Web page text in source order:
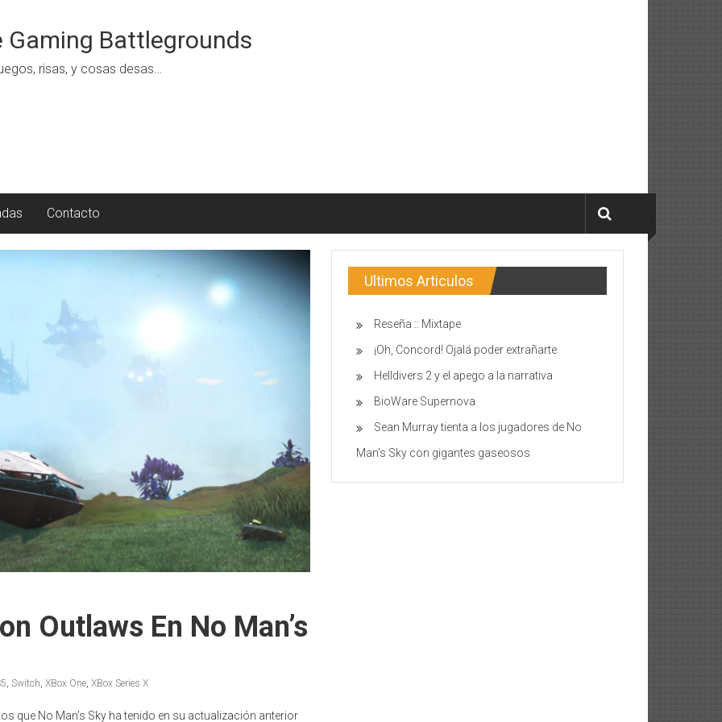
Gaming Battlegrounds
risas, y cosas desas…
Contacto
Outlaws En No Man’s
Switch XBox One XBox Series X
que No Man’s Sky ha tenido en su actualización anterior
Ultimos Articulos
Reseña :: Mixtape
¡Oh, Concord! Ojalá poder extrañarte
Helldivers 2 y el apego a la narrativa
BioWare Supernova
Sean Murray tienta a los jugadores de No
Man’s Sky con gigantes gaseosos